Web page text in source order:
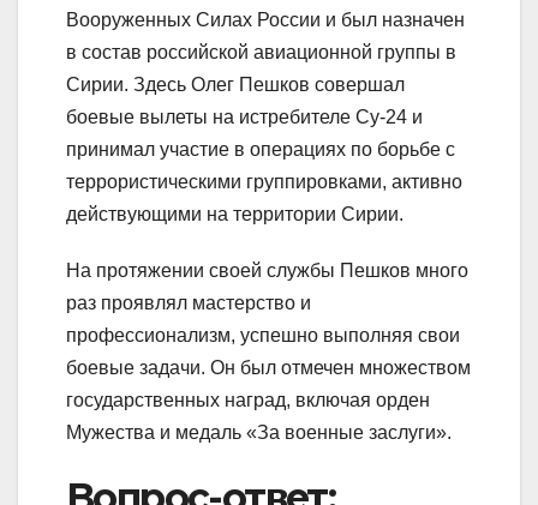
Вооруженных Силах России и был назначен
в состав российской авиационной группы в
Сирии. Здесь Олег Пешков совершал
боевые вылеты на истребителе Су-24 и
принимал участие в операциях по борьбе с
террористическими группировками, активно
действующими на территории Сирии.
На протяжении своей службы Пешков много
раз проявлял мастерство и
профессионализм, успешно выполняя свои
боевые задачи. Он был отмечен множеством
государственных наград, включая орден
Мужества и медаль «За военные заслуги».